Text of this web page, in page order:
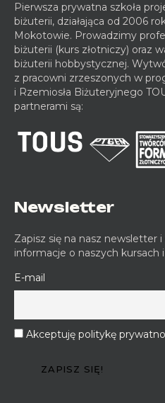
Pierwsza prywatna szkoła
biżuterii, działająca od 2006
Mokotowie. Prowadzimy
biżuterii (kurs złotniczy) oraz
biżuterii hobbystycznej.
z pracowni zrzeszonych w
i Rzemiosła Biżuteryjnego
partnerami są:
Newsletter
Zapisz się na nasz newsletter
informacje o naszych kursach
E-mail
Akceptuję politykę